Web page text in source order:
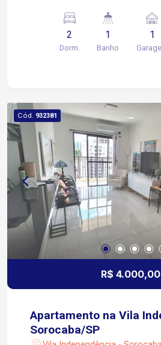
Imóvel funcional e bem
quem busca conforto e
Localização Localizado na Vila Jardini, bairro
Washington Luiz Aproximadamente 6 minutos da
Rodovia Raposo Tavares Fácil acesso ao Centro
em cerca de 10 minutos
supermercados, escolas,
restaurantes e diversos
2
Dorm.
1
Banho
1
Cód. 932381
R$
Apartamento na Vila
Sorocaba/SP